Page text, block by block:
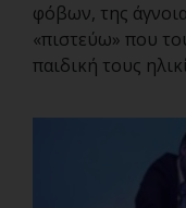
φόβων, της
«πιστεύω» που
παιδική τους